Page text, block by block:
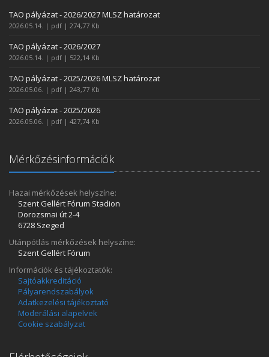
TAO pályázat - 2026/2027 MLSZ határozat
2026.05.14. | pdf | 274,77 Kb
TAO pályázat - 2026/2027
2026.05.14. | pdf | 522,14 Kb
TAO pályázat - 2025/2026 MLSZ határozat
2026.05.06. | pdf | 243,77 Kb
TAO pályázat - 2025/2026
2026.05.06. | pdf | 427,74 Kb
Mérkőzésinformációk
Hazai mérkőzések helyszíne:
Szent Gellért Fórum Stadion
Dorozsmai út 2-4
6728 Szeged
Utánpótlás mérkőzések helyszíne:
Szent Gellért Fórum
Információk és tájékoztatók:
Sajtóakkreditáció
Pályarendszabályok
Adatkezelési tájékoztató
Moderálási alapelvek
Cookie szabályzat